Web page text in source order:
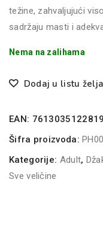
težine, zahvaljujući
sadržaju masti i
Nema na zalihama
Dodaj u listu želja
EAN: 7613035122819
Šifra proizvoda:
Kategorije: Adult,
Sve veličine